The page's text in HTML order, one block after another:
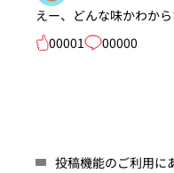
えー、どんな味かわか
00001
00000
投稿機能のご利用に